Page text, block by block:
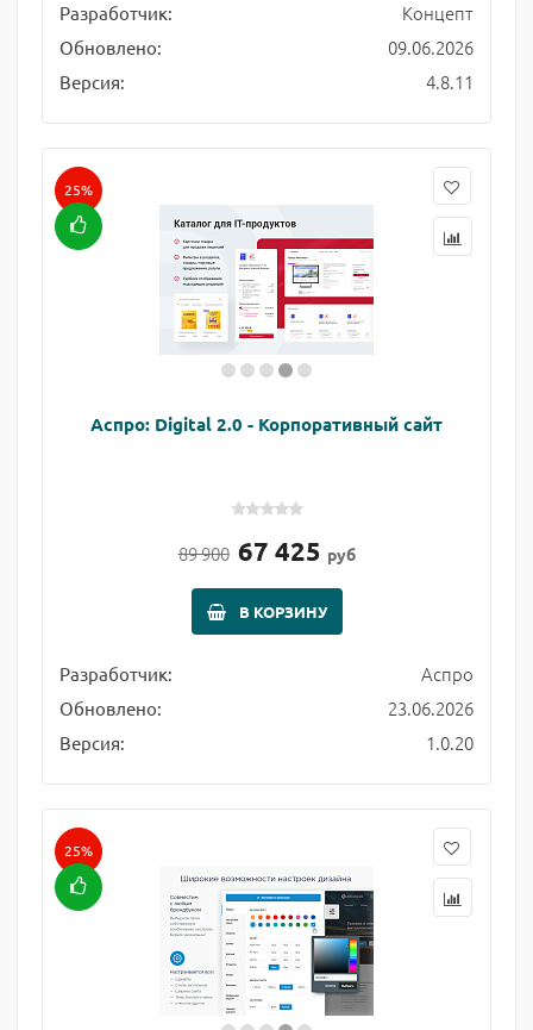
Разработчик: Концепт
Обновлено: 09.06.2026
Версия: 4.8.11
25%
Аспро: Digital 2.0 - Корпоративный сайт
89 900 67 425 руб
В КОРЗИНУ
Разработчик: Аспро
Обновлено: 23.06.2026
Версия: 1.0.20
25%